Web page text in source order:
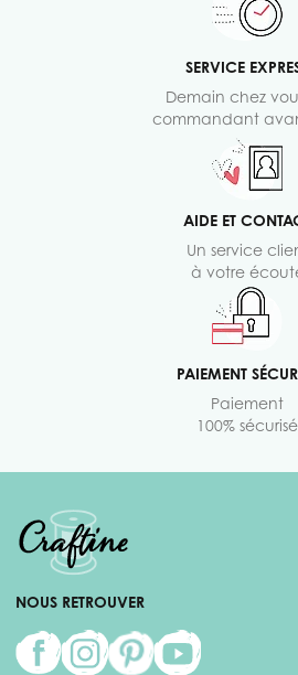
SERVICE
Demain chez
commandant
AIDE ET
Un service
à votre
PAIEMENT
Paiement
100% sécurisé
NOUS RETROUVER